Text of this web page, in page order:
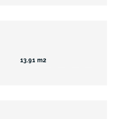
13.91 m2